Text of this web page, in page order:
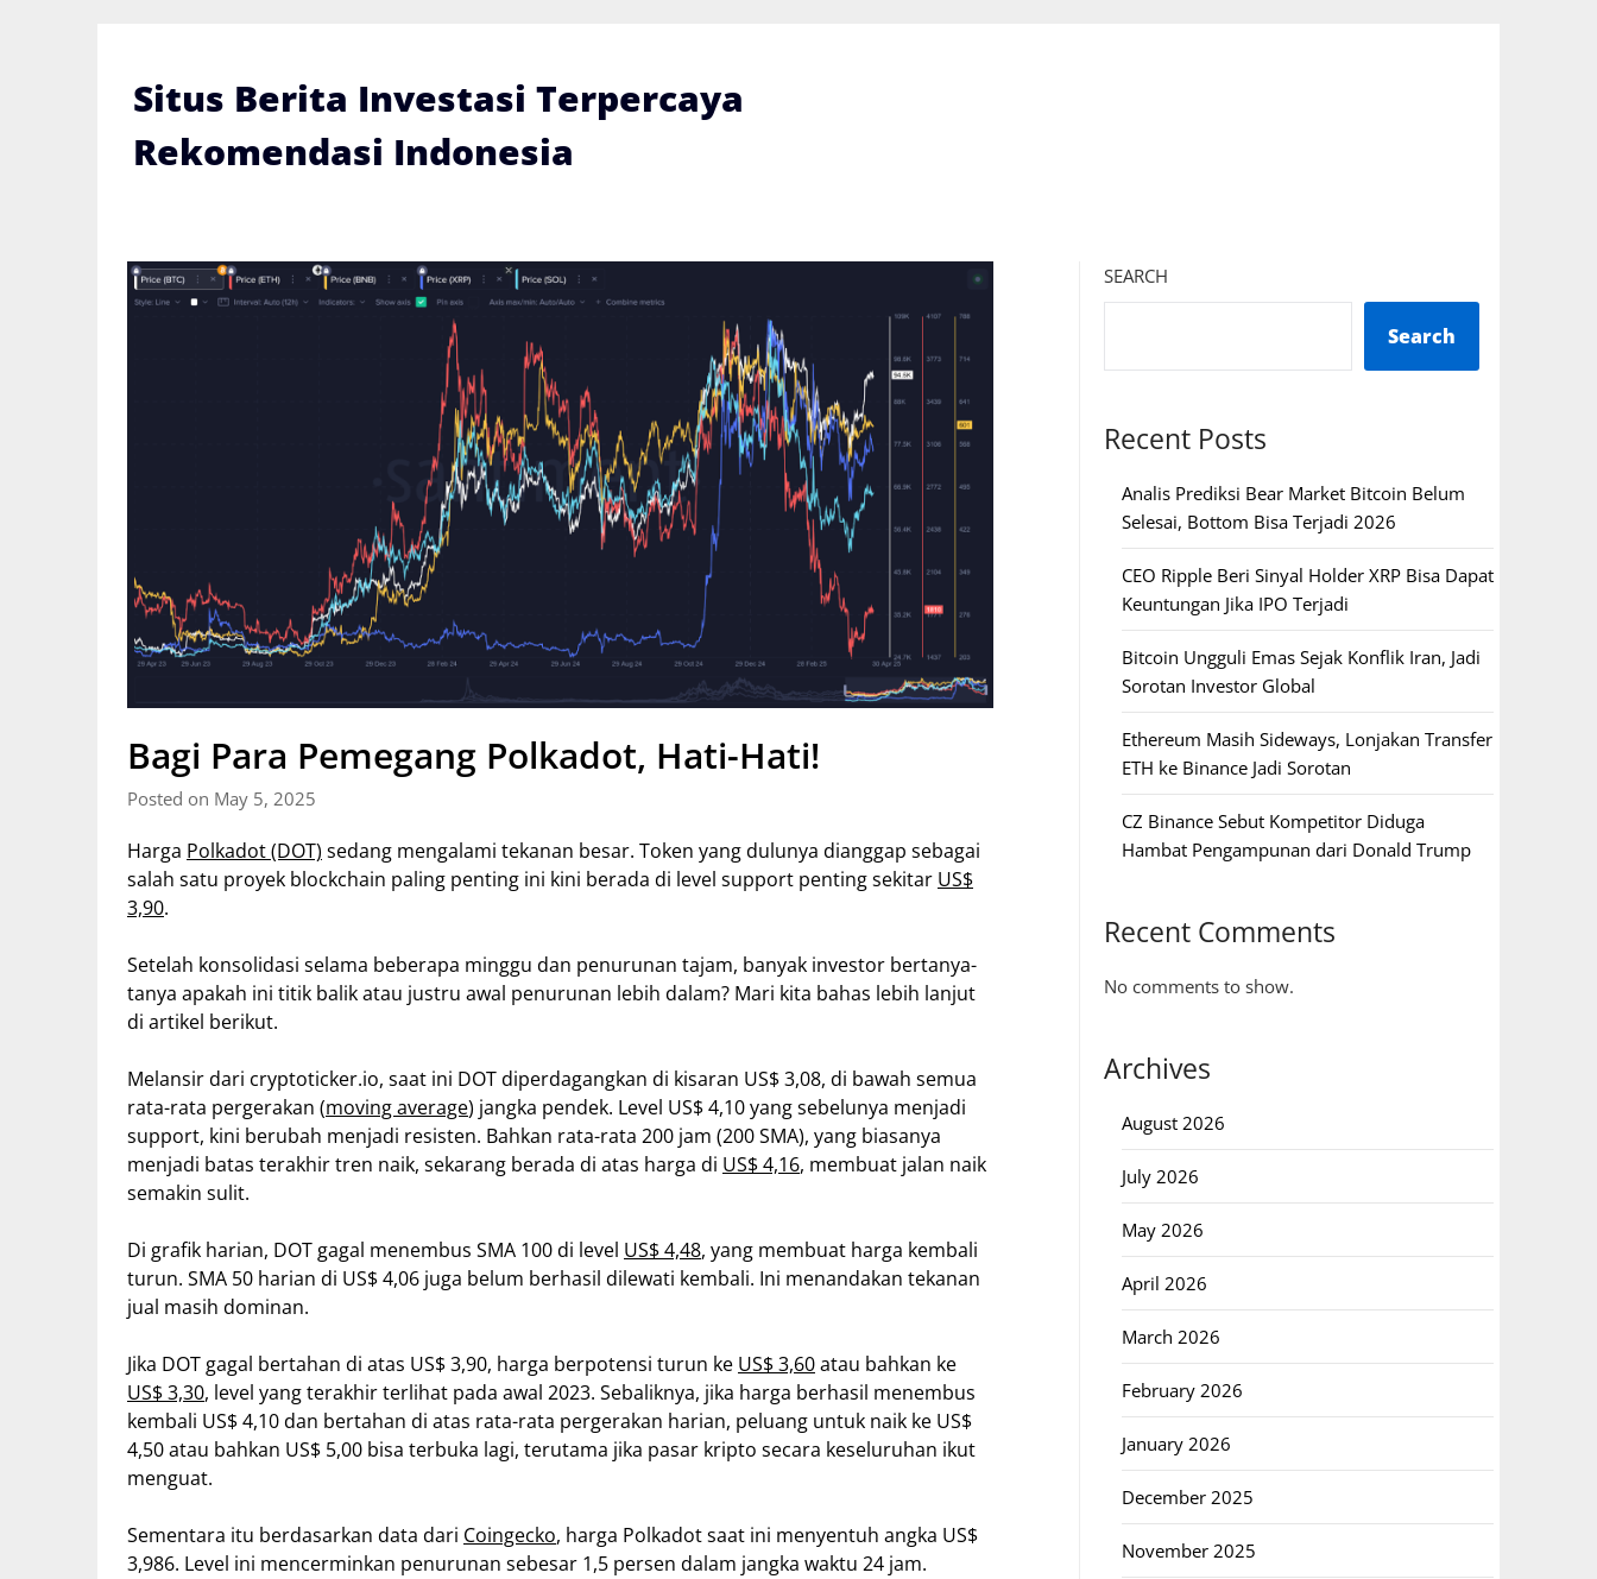
Situs Berita Investasi Terpercaya
Rekomendasi Indonesia
Bagi Para Pemegang Polkadot, Hati-Hati!
Posted on May 5, 2025
Harga Polkadot (DOT) sedang mengalami tekanan besar. Token yang dulunya dianggap sebagai
salah satu proyek blockchain paling penting ini kini berada di level support penting sekitar US$
3,90.
Setelah konsolidasi selama beberapa minggu dan penurunan tajam, banyak investor bertanya-
tanya apakah ini titik balik atau justru awal penurunan lebih dalam? Mari kita bahas lebih lanjut
di artikel berikut.
Melansir dari cryptoticker.io, saat ini DOT diperdagangkan di kisaran US$ 3,08, di bawah semua
rata-rata pergerakan (moving average) jangka pendek. Level US$ 4,10 yang sebelunya menjadi
support, kini berubah menjadi resisten. Bahkan rata-rata 200 jam (200 SMA), yang biasanya
menjadi batas terakhir tren naik, sekarang berada di atas harga di US$ 4,16, membuat jalan naik
semakin sulit.
Di grafik harian, DOT gagal menembus SMA 100 di level US$ 4,48, yang membuat harga kembali
turun. SMA 50 harian di US$ 4,06 juga belum berhasil dilewati kembali. Ini menandakan tekanan
jual masih dominan.
Jika DOT gagal bertahan di atas US$ 3,90, harga berpotensi turun ke US$ 3,60atau bahkan ke
US$ 3,30, level yang terakhir terlihat pada awal 2023. Sebaliknya, jika harga berhasil menembus
kembali US$ 4,10 dan bertahan di atas rata-rata pergerakan harian, peluang untuk naik ke US$
4,50 atau bahkan US$ 5,00 bisa terbuka lagi, terutama jika pasar kripto secara keseluruhan ikut
menguat.
Sementara itu berdasarkan data dari Coingecko, harga Polkadot saat ini menyentuh angka US$
3,986. Level ini mencerminkan penurunan sebesar 1,5 persen dalam jangka waktu 24 jam.
SEARCH
Search
Recent Posts
Analis Prediksi Bear Market Bitcoin Belum
Selesai, Bottom Bisa Terjadi 2026
CEO Ripple Beri Sinyal Holder XRP Bisa Dapat
Keuntungan Jika IPO Terjadi
Bitcoin Ungguli Emas Sejak Konflik Iran, Jadi
Sorotan Investor Global
Ethereum Masih Sideways, Lonjakan Transfer
ETH ke Binance Jadi Sorotan
CZ Binance Sebut Kompetitor Diduga
Hambat Pengampunan dari Donald Trump
Recent Comments
No comments to show.
Archives
August 2026
July 2026
May 2026
April 2026
March 2026
February 2026
January 2026
December 2025
November 2025